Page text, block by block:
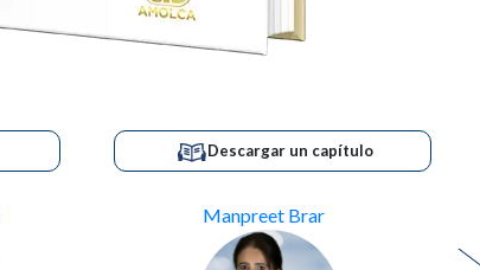
Descargar un capítulo
Manpreet Brar